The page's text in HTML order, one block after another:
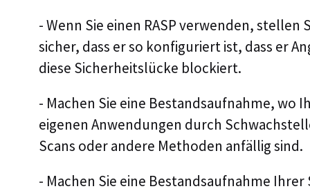
- Wenn Sie einen RASP verwenden, stellen
sicher, dass er so konfiguriert ist, dass er
diese Sicherheitslücke blockiert.
- Machen Sie eine Bestandsaufnahme, wo
eigenen Anwendungen durch
Scans oder andere Methoden anfällig sind.
- Machen Sie eine Bestandsaufnahme Ihrer